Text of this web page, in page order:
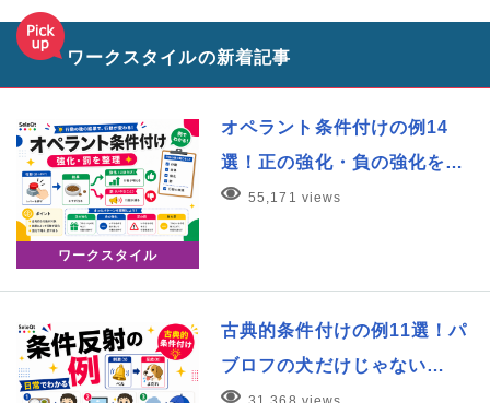
ワークスタイルの新着記事
ワークスタイル
オペラント条件付けの例14
選！正の強化・負の強化を…
55,171 views
古典的条件付けの例11選！パ
ブロフの犬だけじゃない…